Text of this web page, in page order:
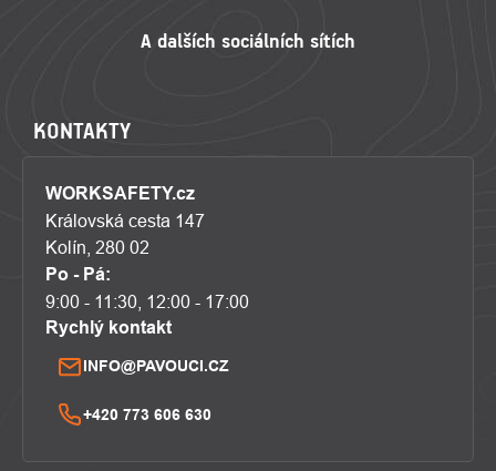
KONTAKTY
WORKSAFETY.cz
Královská cesta 147
Kolín, 280 02
Po - Pá:
9:00 - 11:30, 12:00 - 17:00
Rychlý kontakt
INFO@PAVOUCI.CZ
+420 773 606 630